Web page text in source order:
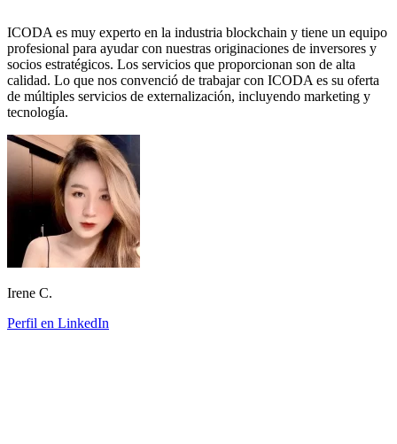
ICODA es muy experto en la industria blockchain y tiene un equipo
profesional para ayudar con nuestras originaciones de inversores y
socios estratégicos. Los servicios que proporcionan son de alta
calidad. Lo que nos convenció de trabajar con ICODA es su oferta
de múltiples servicios de externalización, incluyendo marketing y
tecnología.
Irene C.
Perfil en LinkedIn